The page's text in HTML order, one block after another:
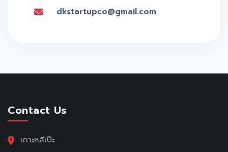
dkstartupco@gmail.com
Contact Us
เกาะหลีเป๊ะ